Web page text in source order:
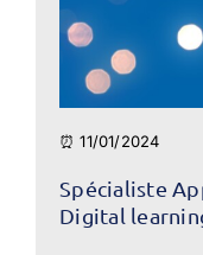
⏰ 11/01/2024
Spécialiste
Digital